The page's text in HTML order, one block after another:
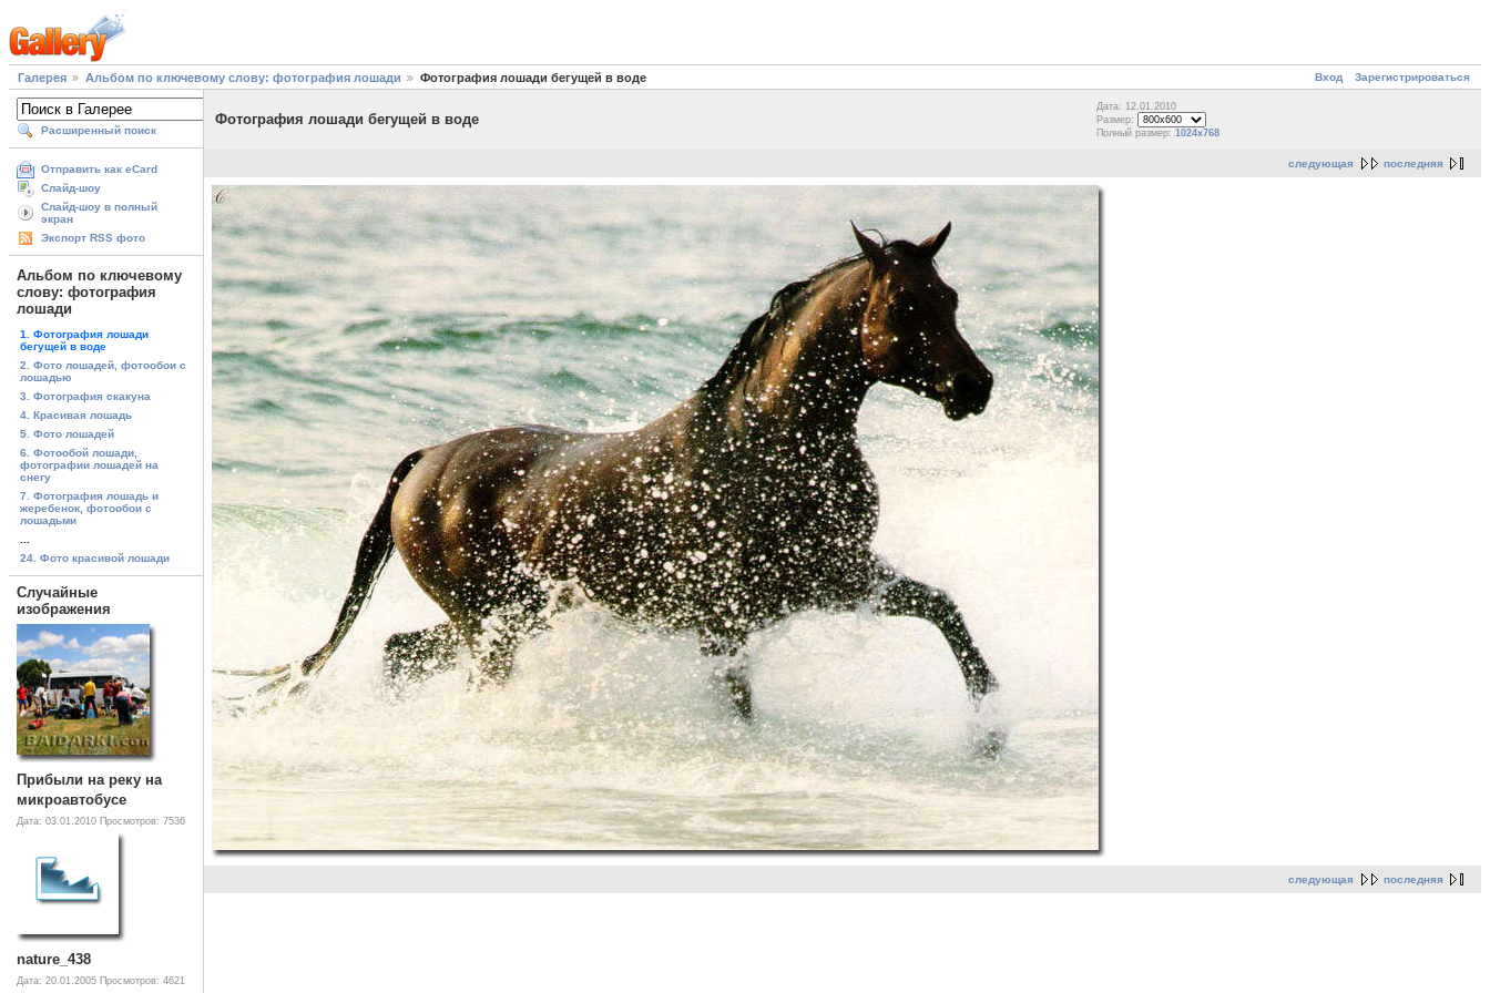
Вход Зарегистрироваться
Галерея Альбом по ключевому слову: фотография лошади Фотография лошади бегущей в воде
Расширенный поиск
Отправить как eCard
Слайд-шоу
Слайд-шоу в полный
экран
Экспорт RSS фото
Альбом по ключевому
слову: фотография
лошади
1. Фотография лошади
бегущей в воде
2. Фото лошадей, фотообои с
лошадью
3. Фотография скакуна
4. Красивая лошадь
5. Фото лошадей
6. Фотообой лошади,
фотографии лошадей на
снегу
7. Фотография лошадь и
жеребенок, фотообои с
лошадьми
24. Фото красивой лошади
Случайные
изображения
Прибыли на реку на
микроавтобусе
Дата: 03.01.2010 Просмотров: 7536
nature_438
Дата: 20.01.2005 Просмотров: 4621
Фотография лошади бегущей в воде
Дата: 12.01.2010
Размер:
Полный размер: 1024x768
следующая последняя
следующая последняя